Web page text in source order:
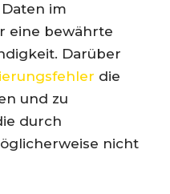
im
eine bewährte
Darüber
die
und zu
durch
nicht